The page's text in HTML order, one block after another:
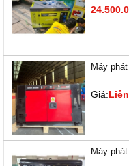
Máy
Giá:
Máy